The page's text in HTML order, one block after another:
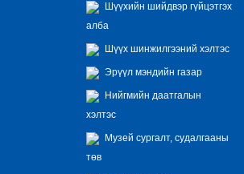
Шүүхийн шийдвэр гүйцэтгэх
алба
Шүүх шинжилгээний хэлтэс
Эрүүл мэндийн газар
Нийгмийн даатгалын
хэлтэс
Музей сургалт, судалгааны
төв